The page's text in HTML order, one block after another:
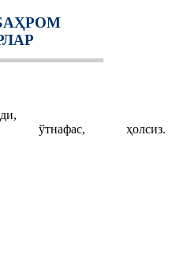
ҳолсиз.